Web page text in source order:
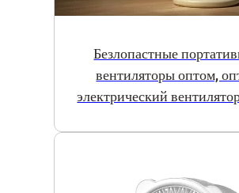
Безлопастные
вентиляторы оптом,
электрический